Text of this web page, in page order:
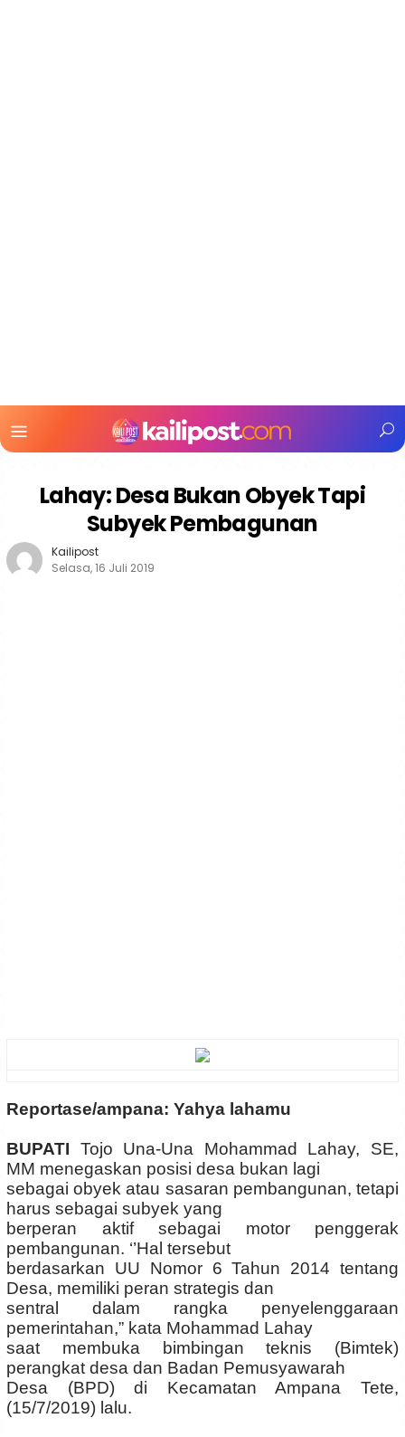
Mobile
Lahay: Desa Bukan Obyek Tapi
Subyek Pembagunan
Kailipost
Selasa, 16 Juli 2019
Reportase/ampana: Yahya lahamu
BUPATI Tojo Una-Una Mohammad Lahay, SE,
MM menegaskan posisi desa bukan lagi
sebagai obyek atau sasaran pembangunan, tetapi
harus sebagai subyek yang
berperan aktif sebagai motor penggerak
pembangunan. ‘’Hal tersebut
berdasarkan UU Nomor 6 Tahun 2014 tentang
Desa, memiliki peran strategis dan
sentral dalam rangka penyelenggaraan
pemerintahan,” kata Mohammad Lahay
saat membuka bimbingan teknis (Bimtek)
perangkat desa dan Badan Pemusyawarah
Desa (BPD) di Kecamatan Ampana Tete,
(15/7/2019) lalu.